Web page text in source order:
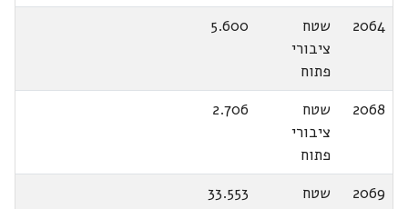
2064
שטח
ציבורי
פתוח
5.600
2068
שטח
ציבורי
פתוח
2.706
2069
שטח
33.553